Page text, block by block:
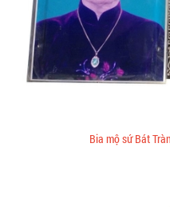
Bia mộ sứ Bát